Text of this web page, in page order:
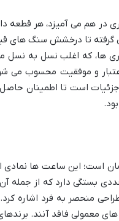
هم می آمیزد، هر قطعه
گرفته تا درخشش سنگ های
ها، که اغلب نسل به نسل
اعتبار و موفقیت محسوب
است تا اطمینان
است؛ این ساعت ها نمادی
بستگی دارد که از جمله
منحصر به فرد اشاره
معمولی فاقد آنند.